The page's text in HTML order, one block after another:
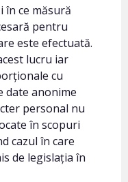
în ce măsură
pentru
este efectuată.
lucru iar
cu
date anonime
personal nu
în scopuri
cazul în care
de legislația în